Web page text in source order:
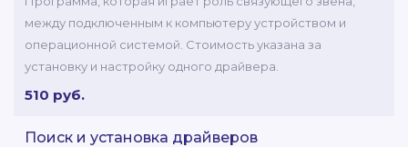
между подключенным к компьютеру устройством и
операционной системой. Стоимость указана за
установку и настройку одного драйвера.
510 руб.
Поиск и установка драйверов